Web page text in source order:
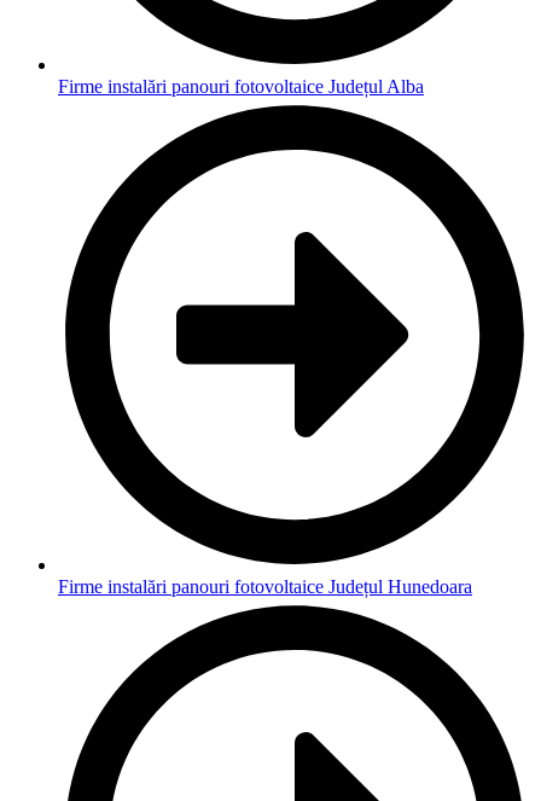
Firme instalări panouri fotovoltaice Județul Alba
Firme instalări panouri fotovoltaice Județul Hunedoara